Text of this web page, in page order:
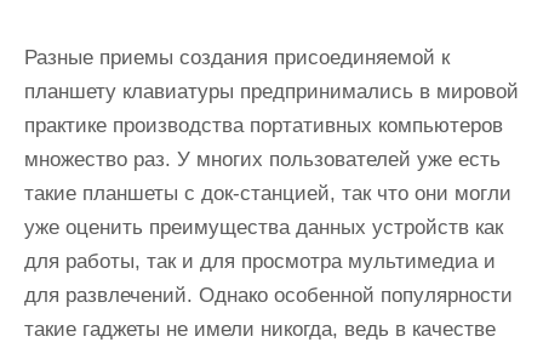
Разные приемы создания присоединяемой к
планшету клавиатуры предпринимались в мировой
практике производства портативных компьютеров
множество раз. У многих пользователей уже есть
такие планшеты с док-станцией, так что они могли
уже оценить преимущества данных устройств как
для работы, так и для просмотра мультимедиа и
для развлечений. Однако особенной популярности
такие гаджеты не имели никогда, ведь в качестве